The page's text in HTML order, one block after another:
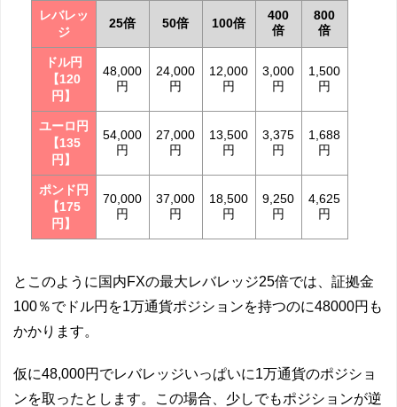
レバレッ
ジ
25倍 50倍 100倍
400
倍
800
倍
ドル円
【120
円】
48,000
円
24,000
円
12,000
円
3,000
円
1,500
円
ユーロ円
【135
円】
54,000
円
27,000
円
13,500
円
3,375
円
1,688
円
ポンド円
【175
円】
70,000
円
37,000
円
18,500
円
9,250
円
4,625
円
とこのように国内FXの最大レバレッジ25倍では、証拠金
100％でドル円を1万通貨ポジションを持つのに48000円も
かかります。
仮に48,000円でレバレッジいっぱいに1万通貨のポジショ
ンを取ったとします。この場合、少しでもポジションが逆